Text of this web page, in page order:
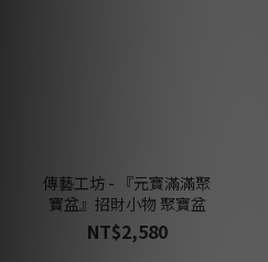
傳藝工坊 - 『元寶滿滿聚
寶盆』招財小物 聚寶盆
NT$2,580